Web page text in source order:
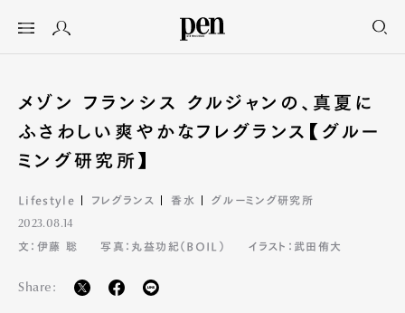
メゾン フランシス クルジャンの、真夏に
ふさわしい爽やかなフレグランス【グルー
ミング研究所】
Lifestyle フレグランス 香水 グルーミング研究所
2023.08.14
文：伊藤 聡
写真：丸益功紀（BOIL） イラスト：武田侑大
Share: